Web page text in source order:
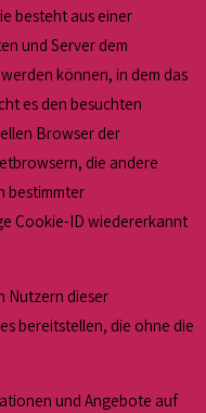
besteht aus einer
und Server dem
können, in dem das
es den besuchten
Browser der
die andere
bestimmter
Cookie-ID wiedererkannt
Nutzern dieser
bereitstellen, die ohne die
und Angebote auf